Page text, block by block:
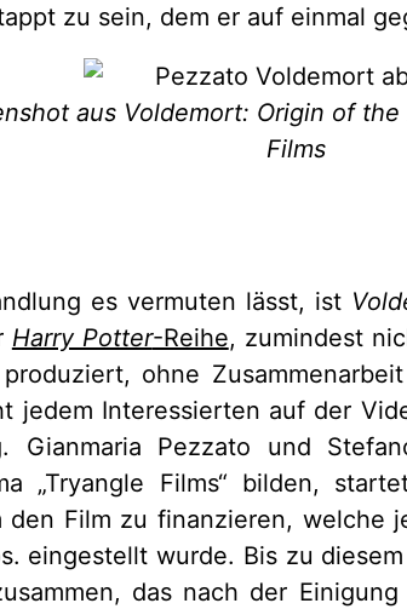
zu sein, dem er auf einmal
aus Voldemort: Origin of
Films
es vermuten lässt, ist
Harry Potter-Reihe, zumindest
ohne
jedem Interessierten auf der
Gianmaria Pezzato und
„Tryangle Films“ bilden,
den Film zu finanzieren, welche
eingestellt wurde. Bis zu
das nach der